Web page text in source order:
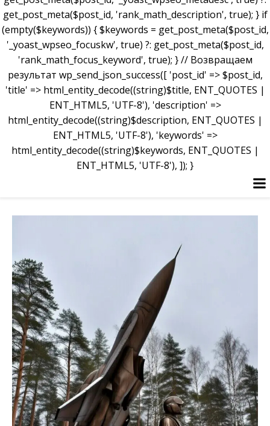
get_post_meta($post_id, 'rank_math_description', true); } if
(empty($keywords)) { $keywords = get_post_meta($post_id,
'_yoast_wpseo_focuskw', true) ?: get_post_meta($post_id,
'rank_math_focus_keyword', true); } // Возвращаем
результат wp_send_json_success([ 'post_id' => $post_id,
'title' => html_entity_decode((string)$title, ENT_QUOTES |
ENT_HTML5, 'UTF-8'), 'description' =>
html_entity_decode((string)$description, ENT_QUOTES |
ENT_HTML5, 'UTF-8'), 'keywords' =>
html_entity_decode((string)$keywords, ENT_QUOTES |
ENT_HTML5, 'UTF-8'), ]); }